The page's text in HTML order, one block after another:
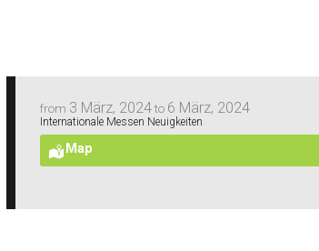
from 3 März, 2024 to 6 März, 2024
Internationale Messen Neuigkeiten
Map